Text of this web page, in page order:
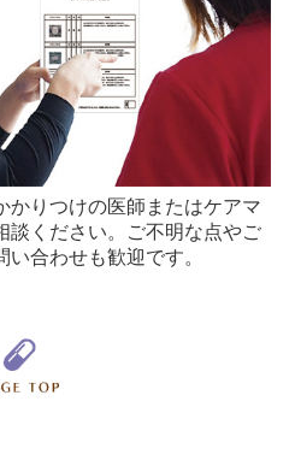
かりつけの医師またはケアマ
談ください。ご不明な点やご
合わせも歓迎です。